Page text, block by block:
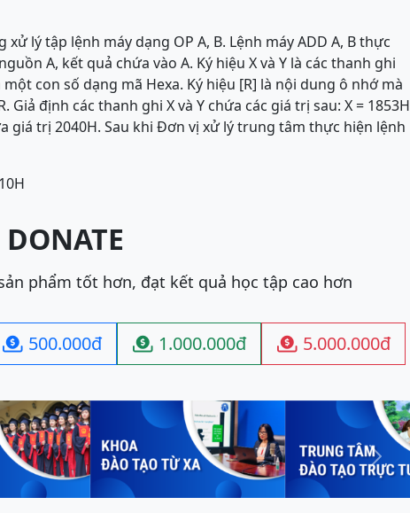
lý tập lệnh máy dạng OP A, B. Lệnh máy ADD A, B thực
A, kết quả chứa vào A. Ký hiệu X và Y là các thanh ghi
con số dạng mã Hexa. Ký hiệu [R] là nội dung ô nhớ mà
định các thanh ghi X và Y chứa các giá trị sau: X = 1853H
giá trị 2040H. Sau khi Đơn vị xử lý trung tâm thực hiện lệnh
DONATE
phẩm tốt hơn, đạt kết quả học tập cao hơn
 500.000đ  1.000.000đ  5.000.000đ
Next